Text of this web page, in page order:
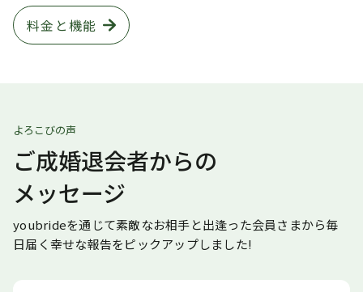
料金と機能
よろこびの声
ご成婚退会者からの
メッセージ
youbrideを通じて素敵なお相手と出逢った会員さまから毎
日届く幸せな報告をピックアップしました!